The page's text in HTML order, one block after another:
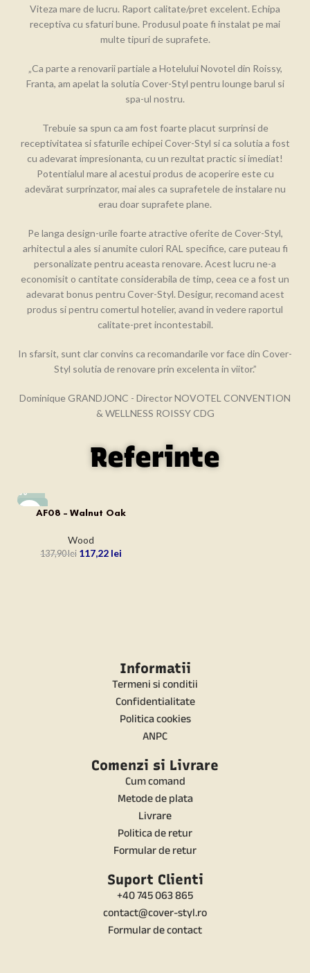
Viteza mare de lucru. Raport calitate/pret excelent. Echipa
receptiva cu sfaturi bune. Produsul poate fi instalat pe mai
multe tipuri de suprafete.
„Ca parte a renovarii partiale a Hotelului Novotel din Roissy,
Franta, am apelat la solutia Cover-Styl pentru lounge barul si
spa-ul nostru.
Trebuie sa spun ca am fost foarte placut surprinsi de
receptivitatea si sfaturile echipei Cover-Styl si ca solutia a fost
cu adevarat impresionanta, cu un rezultat practic si imediat!
Potentialul mare al acestui produs de acoperire este cu
adevărat surprinzator, mai ales ca suprafetele de instalare nu
erau doar suprafete plane.
Pe langa design-urile foarte atractive oferite de Cover-Styl,
arhitectul a ales si anumite culori RAL specifice, care puteau fi
personalizate pentru aceasta renovare. Acest lucru ne-a
economisit o cantitate considerabila de timp, ceea ce a fost un
adevarat bonus pentru Cover-Styl. Desigur, recomand acest
produs si pentru comertul hotelier, avand in vedere raportul
calitate-pret incontestabil.
In sfarsit, sunt clar convins ca recomandarile vor face din Cover-
Styl solutia de renovare prin excelenta in viitor.”
Dominique GRANDJONC - Director NOVOTEL CONVENTION
& WELLNESS ROISSY CDG
Referinte
-15%AF08 – Walnut Oak
Wood
137,90lei 117,22 lei
Informatii
Termeni si conditii
Confidentialitate
Politica cookies
ANPC
Comenzi si Livrare
Cum comand
Metode de plata
Livrare
Politica de retur
Formular de retur
Suport Clienti
+40 745 063 865
contact@cover-styl.ro
Formular de contact